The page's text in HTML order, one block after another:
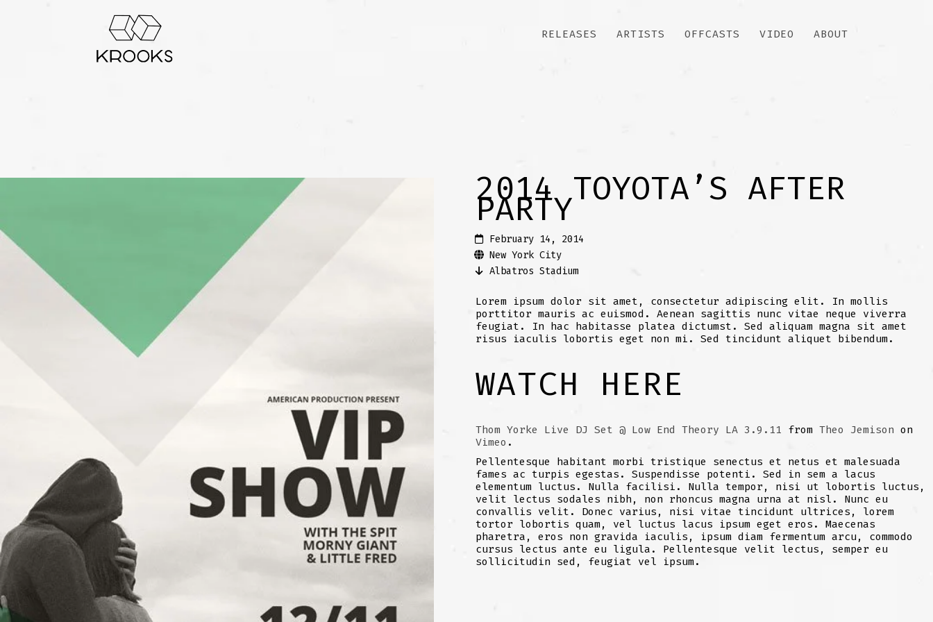
RELEASES ARTISTS OFFCASTS VIDEO ABOUT
2014 TOYOTA’S AFTER
PARTY
February 14, 2014
New York City
Albatros Stadium
Lorem ipsum dolor sit amet, consectetur adipiscing elit. In mollis
porttitor mauris ac euismod. Aenean sagittis nunc vitae neque viverra
feugiat. In hac habitasse platea dictumst. Sed aliquam magna sit amet
risus iaculis lobortis eget non mi. Sed tincidunt aliquet bibendum.
WATCH HERE
Thom Yorke Live DJ Set @ Low End Theory LA 3.9.11 fromTheo Jemison on
Vimeo .
Pellentesque habitant morbi tristique senectus et netus et malesuada
fames ac turpis egestas. Suspendisse potenti. Sed in sem a lacus
elementum luctus. Nulla facilisi. Nulla tempor, nisi ut lobortis luctus,
velit lectus sodales nibh, non rhoncus magna urna at nisl. Nunc eu
convallis velit. Donec varius, nisi vitae tincidunt ultrices, lorem
tortor lobortis quam, vel luctus lacus ipsum eget eros. Maecenas
pharetra, eros non gravida iaculis, ipsum diam fermentum arcu, commodo
cursus lectus ante eu ligula. Pellentesque velit lectus, semper eu
sollicitudin sed, feugiat vel ipsum.